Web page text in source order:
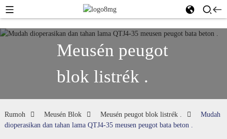
Meusén peugot
blok listrék .
Rumoh Meusén Blok Meusén peugot blok listrék .
Mudah
dioperasikan dan tahan lama QTJ4-35 meusen peugot bata beton .